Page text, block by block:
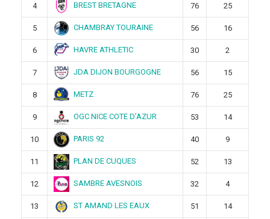
4 BREST BRETAGNE 76 25
5 CHAMBRAY TOURAINE 56 16
6 HAVRE ATHLETIC 30 2
7 JDA DIJON BOURGOGNE 56 15
8 METZ 76 25
9 OGC NICE COTE D’AZUR 53 14
10 PARIS 92 40 9
11 PLAN DE CUQUES 52 13
12 SAMBRE AVESNOIS 32 4
13 ST AMAND LES EAUX 51 14